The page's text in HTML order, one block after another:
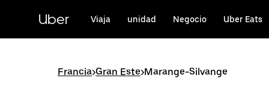
contenido
principal
Uber Viaja unidad Negocio Uber Eats
Francia>Gran Este>Marange-Silvange